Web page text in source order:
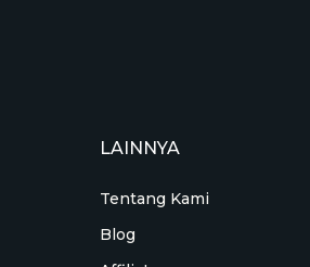
LAINNYA
Tentang Kami
Blog